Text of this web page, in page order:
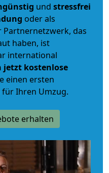
und stressfrei
oder als
Partnernetzwerk, das
haben, ist
international
jetzt kostenlose
einen ersten
Ihren Umzug.
erhalten